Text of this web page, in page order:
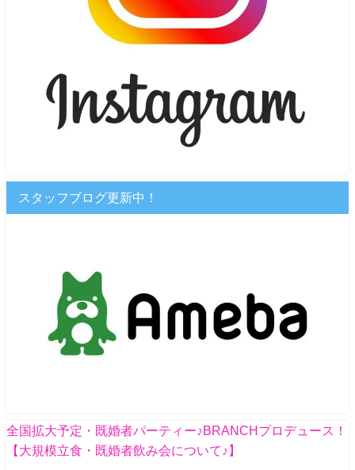
スタッフブログ更新中！
全国拡大予定・既婚者パーティー♪BRANCHプロデュース！
【大規模立食・既婚者飲み会について♪】